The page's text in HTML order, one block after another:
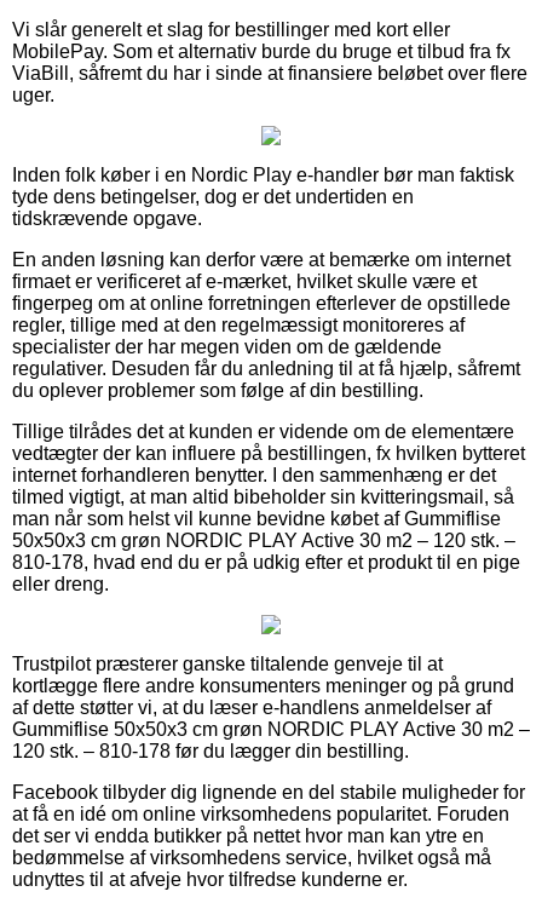
Vi slår generelt et slag for bestillinger med kort eller
MobilePay. Som et alternativ burde du bruge et tilbud fra fx
ViaBill, såfremt du har i sinde at finansiere beløbet over flere
uger.
Inden folk køber i en Nordic Play e-handler bør man faktisk
tyde dens betingelser, dog er det undertiden en
tidskrævende opgave.
En anden løsning kan derfor være at bemærke om internet
firmaet er verificeret af e-mærket, hvilket skulle være et
fingerpeg om at online forretningen efterlever de opstillede
regler, tillige med at den regelmæssigt monitoreres af
specialister der har megen viden om de gældende
regulativer. Desuden får du anledning til at få hjælp, såfremt
du oplever problemer som følge af din bestilling.
Tillige tilrådes det at kunden er vidende om de elementære
vedtægter der kan influere på bestillingen, fx hvilken bytteret
internet forhandleren benytter. I den sammenhæng er det
tilmed vigtigt, at man altid bibeholder sin kvitteringsmail, så
man når som helst vil kunne bevidne købet af Gummiflise
50x50x3 cm grøn NORDIC PLAY Active 30 m2 – 120 stk. –
810-178, hvad end du er på udkig efter et produkt til en pige
eller dreng.
Trustpilot præsterer ganske tiltalende genveje til at
kortlægge flere andre konsumenters meninger og på grund
af dette støtter vi, at du læser e-handlens anmeldelser af
Gummiflise 50x50x3 cm grøn NORDIC PLAY Active 30 m2 –
120 stk. – 810-178 før du lægger din bestilling.
Facebook tilbyder dig lignende en del stabile muligheder for
at få en idé om online virksomhedens popularitet. Foruden
det ser vi endda butikker på nettet hvor man kan ytre en
bedømmelse af virksomhedens service, hvilket også må
udnyttes til at afveje hvor tilfredse kunderne er.